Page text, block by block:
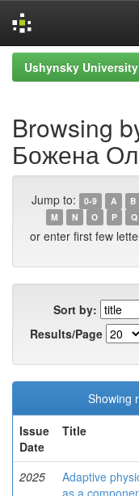
Skip
navigation
Ushynsky
Browsing
Божена
Jump to: 0-9 A B
M
N O P Q
or enter first few
Sort by:
Results/Page
Showing
Issue
Date
Title
2025
Adaptive
as a